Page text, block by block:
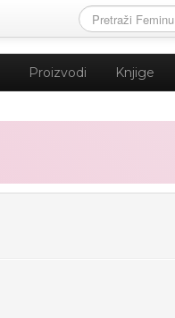
Proizvodi Knjige